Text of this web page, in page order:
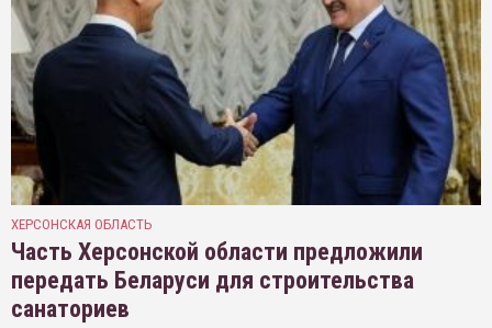
ХЕРСОНСКАЯ ОБЛАСТЬ
Часть Херсонской области предложили
передать Беларуси для строительства
санаториев